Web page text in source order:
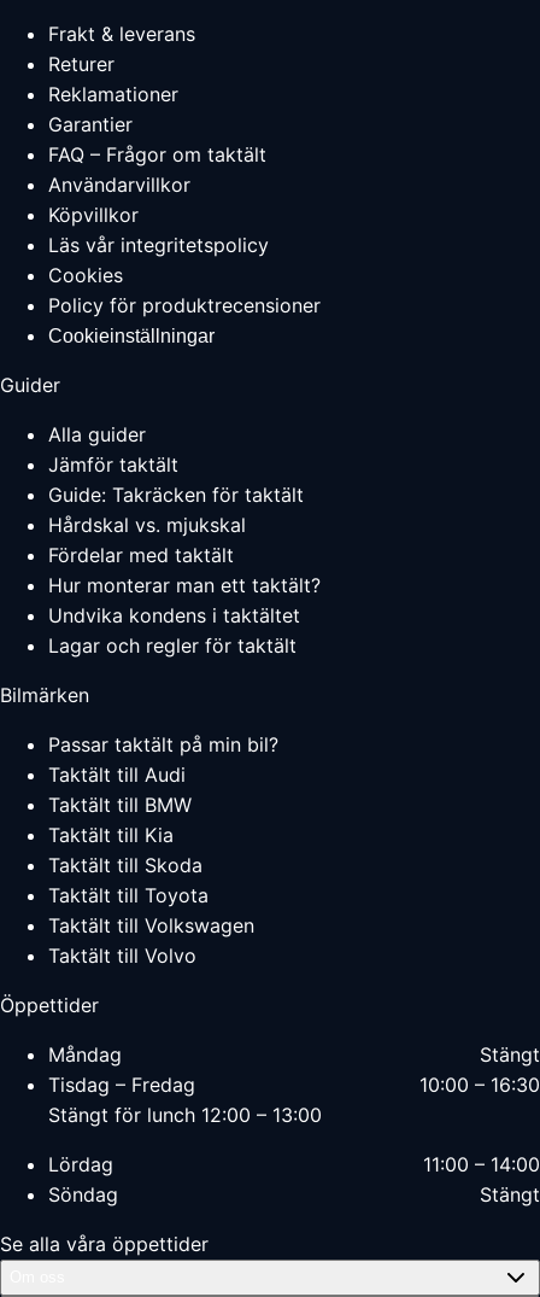
Frakt & leverans
Returer
Reklamationer
Garantier
FAQ – Frågor om taktält
Användarvillkor
Köpvillkor
Läs vår integritetspolicy
Cookies
Policy för produktrecensioner
Cookieinställningar
Guider
Alla guider
Jämför taktält
Guide: Takräcken för taktält
Hårdskal vs. mjukskal
Fördelar med taktält
Hur monterar man ett taktält?
Undvika kondens i taktältet
Lagar och regler för taktält
Bilmärken
Passar taktält på min bil?
Taktält till Audi
Taktält till BMW
Taktält till Kia
Taktält till Skoda
Taktält till Toyota
Taktält till Volkswagen
Taktält till Volvo
Öppettider
Måndag
Stängt
Tisdag – Fredag
10:00 – 16:30
Stängt för lunch 12:00 – 13:00
Lördag
11:00 – 14:00
Söndag
Stängt
Se alla våra öppettider